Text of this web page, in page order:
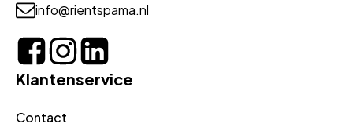
info@rientspama.nl
Klantenservice
Contact